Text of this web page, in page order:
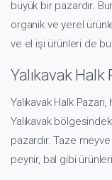
büyük bir pazardır.
organik ve yerel
ve el işi ürünleri de
Yalıkavak Halk
Yalıkavak Halk
Yalıkavak
pazardır. Taze
peynir, bal gibi